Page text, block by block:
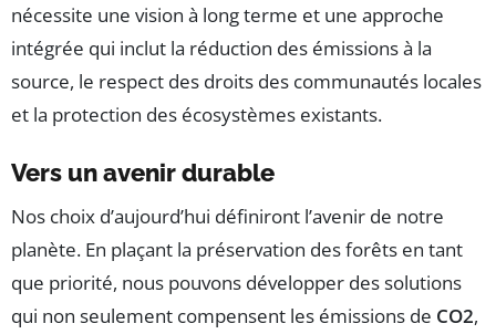
nécessite une vision à long terme et une approche
intégrée qui inclut la réduction des émissions à la
source, le respect des droits des communautés locales
et la protection des écosystèmes existants.
Vers un avenir durable
Nos choix d’aujourd’hui définiront l’avenir de notre
planète. En plaçant la préservation des forêts en tant
que priorité, nous pouvons développer des solutions
qui non seulement compensent les émissions de CO2,